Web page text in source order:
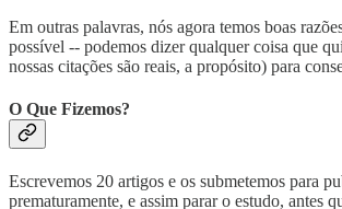
Em outras palavras, nós agora temos boas
possível -- podemos dizer qualquer coisa que
nossas citações são reais, a propósito) para
O Que Fizemos?
Escrevemos 20 artigos e os submetemos para
prematuramente, e assim parar o estudo, antes